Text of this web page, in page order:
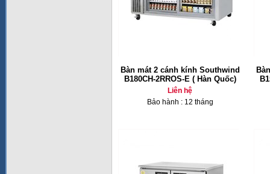
Bàn mát 2 cánh kính Southwind
B180CH-2RROS-E ( Hàn Quốc)
Liên hệ
Bảo hành : 12 tháng